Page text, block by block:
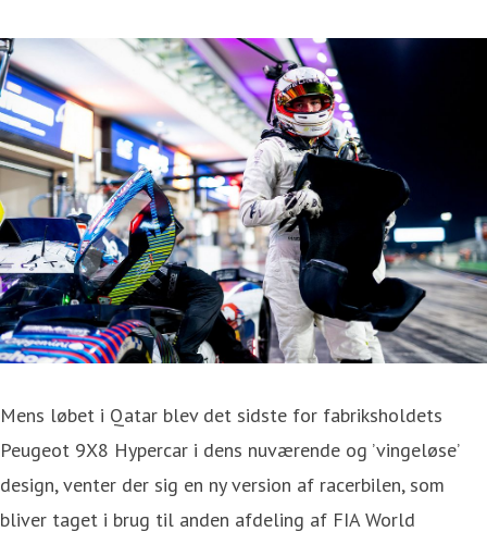
Mens løbet i Qatar blev det sidste for fabriksholdets
Peugeot 9X8 Hypercar i dens nuværende og ’vingeløse’
design, venter der sig en ny version af racerbilen, som
bliver taget i brug til anden afdeling af FIA World